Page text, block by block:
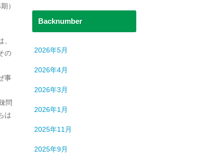
）
の
事
問
は
Backnumber
2026年5月
2026年4月
2026年3月
2026年1月
2025年11月
2025年9月